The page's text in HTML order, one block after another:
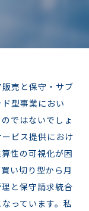
売と保守・サブ
型事業におい
ではないでしょ
ビス提供におけ
性の可視化が困
い切り型から月
と保守請求統合
っています。私